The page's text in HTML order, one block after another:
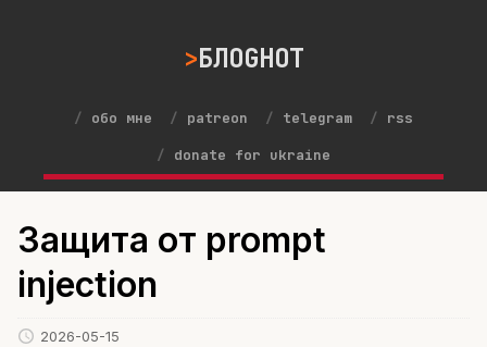
БЛОGНОТ
обо мне patreon telegram
rss
donate for ukraine
Защита от prompt
injection
2026-05-15